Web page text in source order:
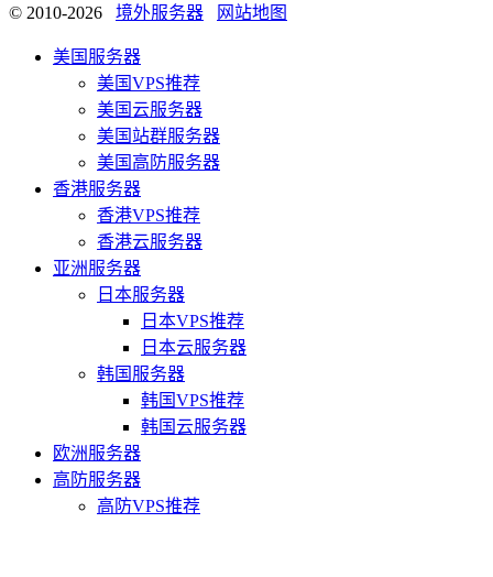
© 2010-2026 境外服务器 网站地图
美国服务器
美国VPS推荐
美国云服务器
美国站群服务器
美国高防服务器
香港服务器
香港VPS推荐
香港云服务器
亚洲服务器
日本服务器
日本VPS推荐
日本云服务器
韩国服务器
韩国VPS推荐
韩国云服务器
欧洲服务器
高防服务器
高防VPS推荐